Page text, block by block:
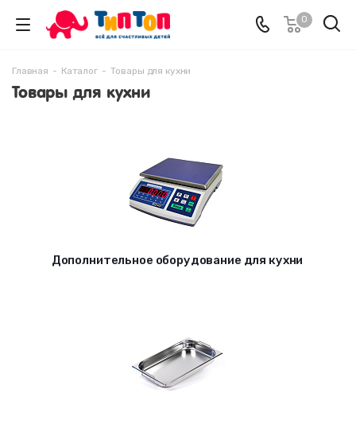
0
Главная - Каталог - Товары для кухни
Товары для кухни
Дополнительное оборудование для кухни